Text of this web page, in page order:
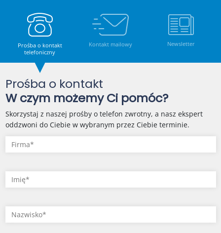
Prośba o kontakt
telefoniczny
Kontakt mailowy Newsletter
Prośba o kontakt
W czym możemy Ci pomóc?
Skorzystaj z naszej prośby o telefon zwrotny, a nasz ekspert
oddzwoni do Ciebie w wybranym przez Ciebie terminie.